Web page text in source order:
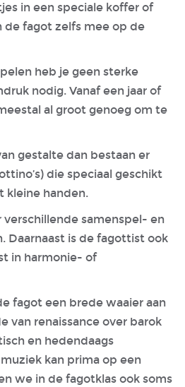
in een speciale koffer of
de fagot zelfs mee op de
heb je geen sterke
nodig. Vanaf een jaar of
al groot genoeg om te
gestalte dan bestaan er
die speciaal geschikt
kleine handen.
verschillende samenspel- en
Daarnaast is de fagottist ook
in harmonie- of
fagot een brede waaier aan
van renaissance over barok
en hedendaags
kan prima op een
we in de fagotklas ook soms